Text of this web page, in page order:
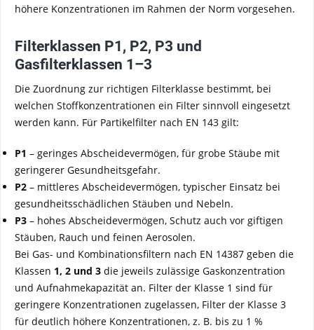
höhere Konzentrationen im Rahmen der Norm vorgesehen.
Filterklassen P1, P2, P3 und
Gasfilterklassen 1–3
Die Zuordnung zur richtigen Filterklasse bestimmt, bei
welchen Stoffkonzentrationen ein Filter sinnvoll eingesetzt
werden kann. Für Partikelfilter nach EN 143 gilt:
P1 – geringes Abscheidevermögen, für grobe Stäube mit
geringerer Gesundheitsgefahr.
P2 – mittleres Abscheidevermögen, typischer Einsatz bei
gesundheitsschädlichen Stäuben und Nebeln.
P3 – hohes Abscheidevermögen, Schutz auch vor giftigen
Stäuben, Rauch und feinen Aerosolen.
Bei Gas- und Kombinationsfiltern nach EN 14387 geben die
Klassen 1, 2 und 3 die jeweils zulässige Gaskonzentration
und Aufnahmekapazität an. Filter der Klasse 1 sind für
geringere Konzentrationen zugelassen, Filter der Klasse 3
für deutlich höhere Konzentrationen, z. B. bis zu 1 %